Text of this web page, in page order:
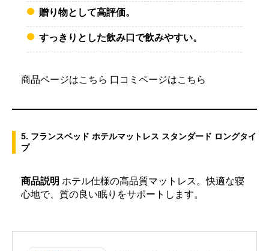
贈り物として高評価。
すっきりとした飲み口で飲みやすい。
商品ページはこちら 口コミページはこちら
5. フランスベッド ホテルマットレス スタンダード ロングタイ
プ
商品説明 ホテル仕様の高品質マットレス。快適な寝
心地で、質の良い眠りをサポートします。